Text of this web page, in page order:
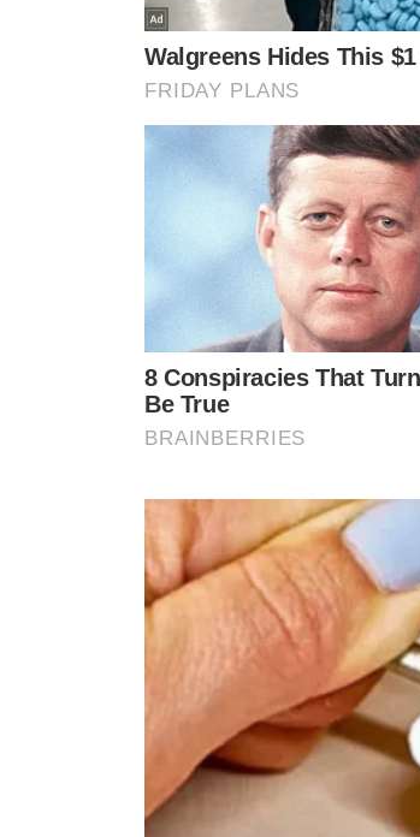
ASTROPHOTOGRAPHY FOTOGRAFIA DA
Pussycat Dolls no Brasil:
saiba tudo sobre o primeiro
show da banda no país
No
pelo